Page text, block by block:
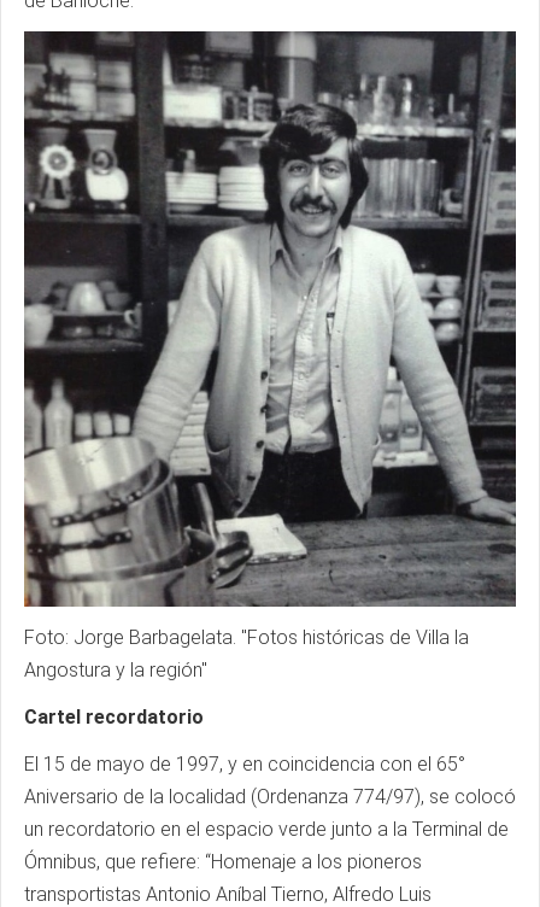
Foto: Jorge Barbagelata. "Fotos históricas de Villa la
Angostura y la región"
Cartel recordatorio
El 15 de mayo de 1997, y en coincidencia con el 65°
Aniversario de la localidad (Ordenanza 774/97), se colocó
un recordatorio en el espacio verde junto a la Terminal de
Ómnibus, que refiere: “Homenaje a los pioneros
transportistas Antonio Aníbal Tierno, Alfredo Luis